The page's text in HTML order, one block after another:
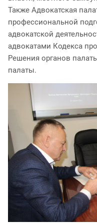
Также Адвокатская
профессиональной
адвокатской
адвокатами Кодекса
Решения органов
палаты.